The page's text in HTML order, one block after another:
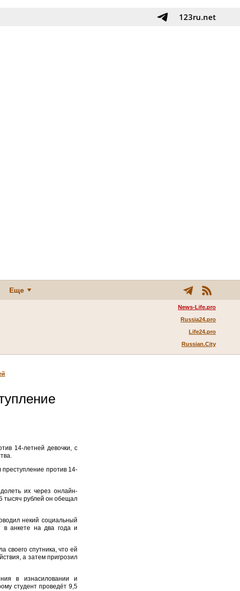
123ru.net
Еще
News-Life.pro
Russia24.pro
Life24.pro
Russian.City
14-летней девочки, с
против 14-
их через онлайн-
тысяч рублей он обещал
некий социальный
в анкете на два года и
своего спутника, что ей
а затем пригрозил
в изнасиловании и
студент проведёт 9,5